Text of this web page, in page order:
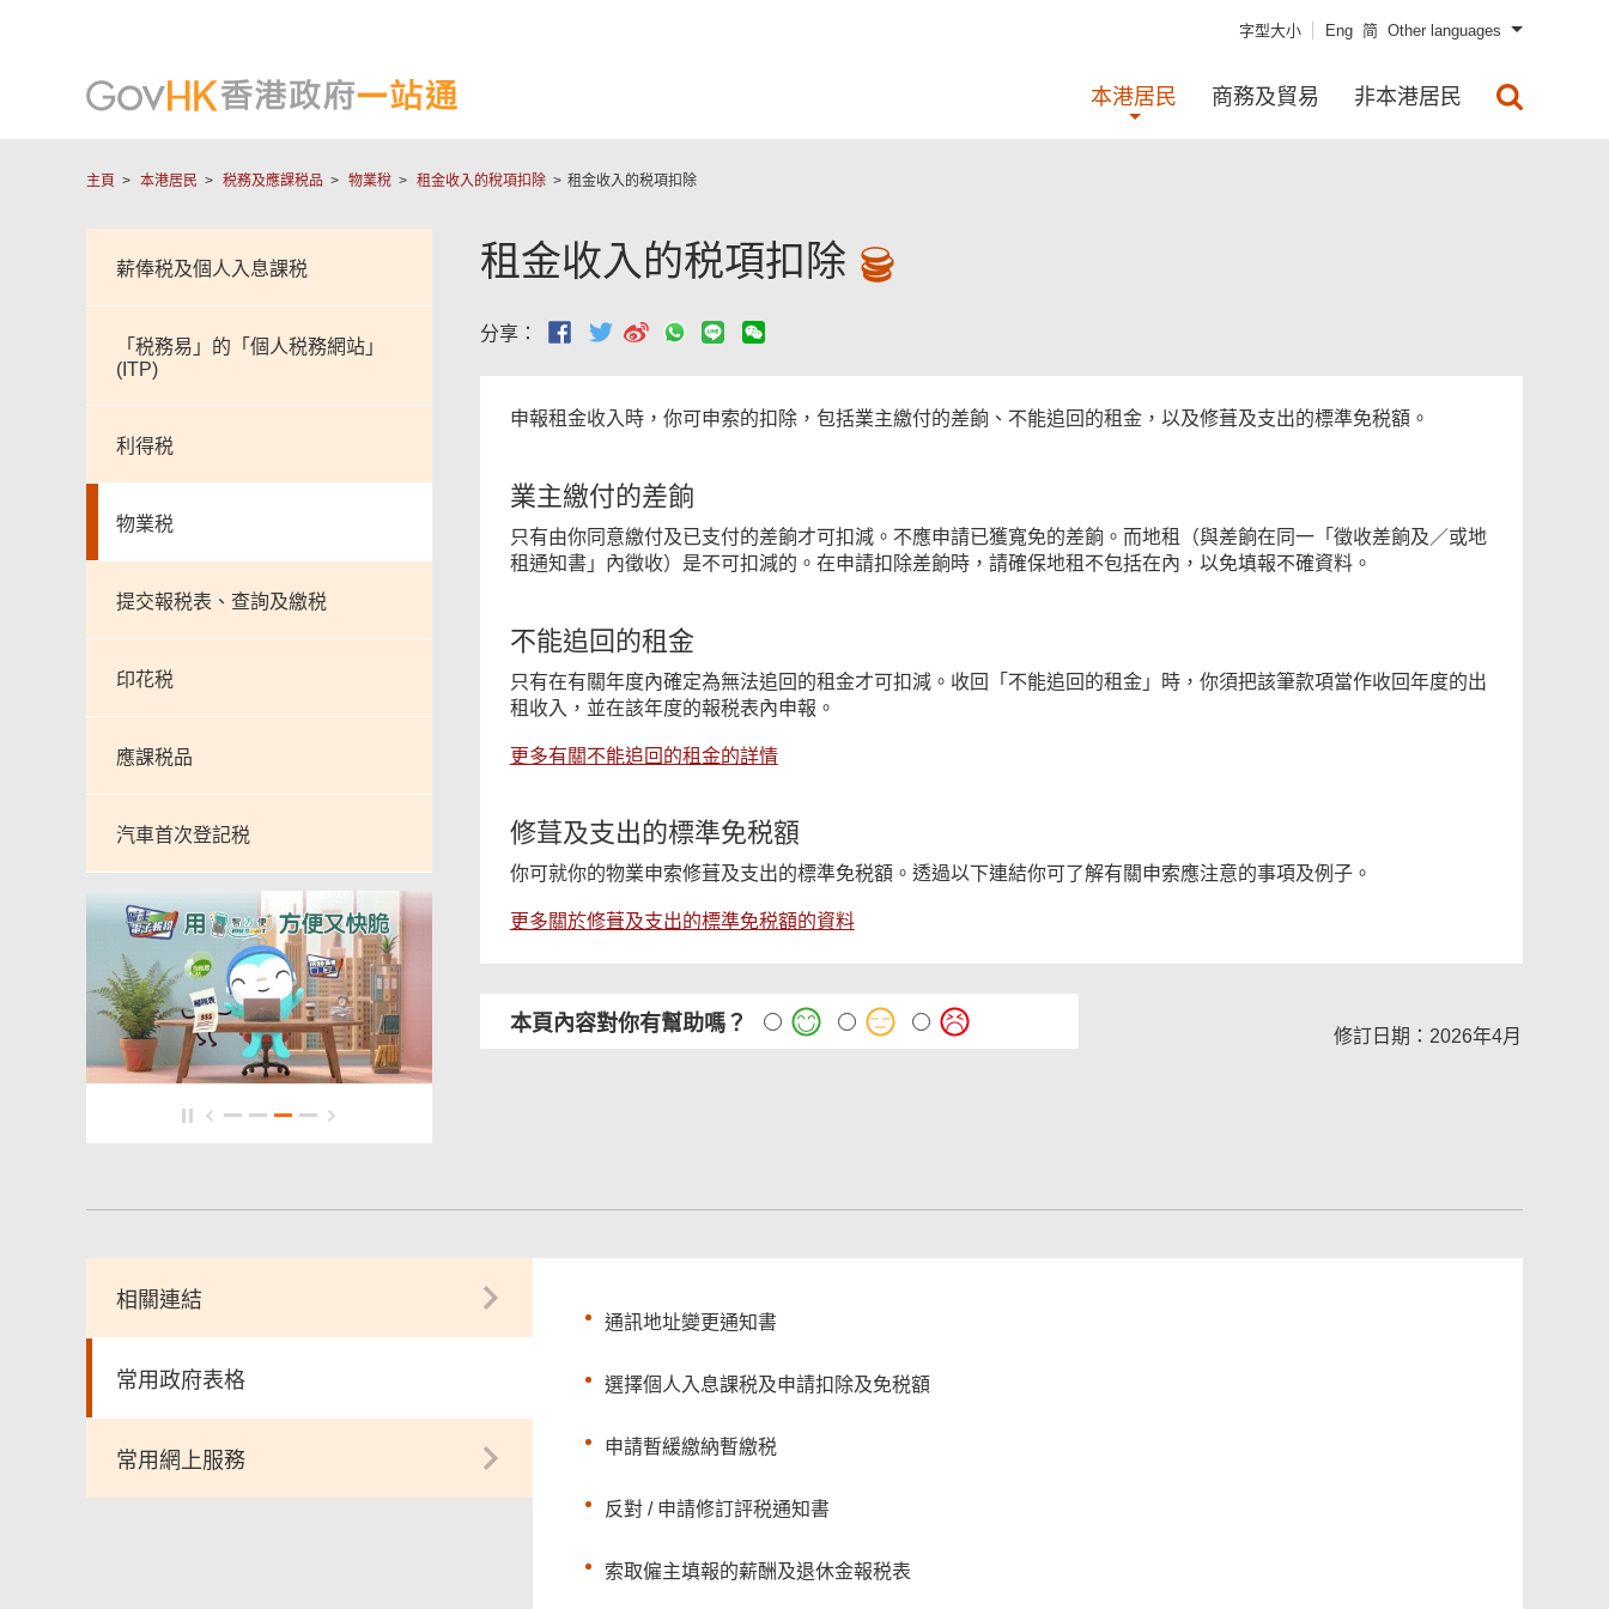
字型大小 Eng 简 Other languages
本港居民 商務及貿易 非本港居民
主頁 本港居民 税務及應課税品 物業稅 租金收入的稅項扣除 租金收入的税項扣除
薪俸税及個人入息課税
「税務易」的「個人税務網站」
(ITP)
利得税
物業税
提交報税表、查詢及繳税
印花税
應課税品
汽車首次登記税
租金收入的税項扣除
分享：
申報租金收入時，你可申索的扣除，包括業主繳付的差餉、不能追回的租金，以及修葺及支出的標準免税額。
業主繳付的差餉
只有由你同意繳付及已支付的差餉才可扣減。不應申請已獲寬免的差餉。而地租（與差餉在同一「徵收差餉及／或地
租通知書」內徵收）是不可扣減的。在申請扣除差餉時，請確保地租不包括在內，以免填報不確資料。
不能追回的租金
只有在有關年度內確定為無法追回的租金才可扣減。收回「不能追回的租金」時，你須把該筆款項當作收回年度的出
租收入，並在該年度的報税表內申報。
更多有關不能追回的租金的詳情
修葺及支出的標準免税額
你可就你的物業申索修葺及支出的標準免税額。透過以下連結你可了解有關申索應注意的事項及例子。
更多關於修葺及支出的標準免税額的資料
本頁內容對你有幫助嗎？
修訂日期：2026年4月
相關連結
常用政府表格
通訊地址變更通知書
選擇個人入息課税及申請扣除及免税額
申請暫緩繳納暫繳税
反對 / 申請修訂評税通知書
索取僱主填報的薪酬及退休金報税表
常用網上服務